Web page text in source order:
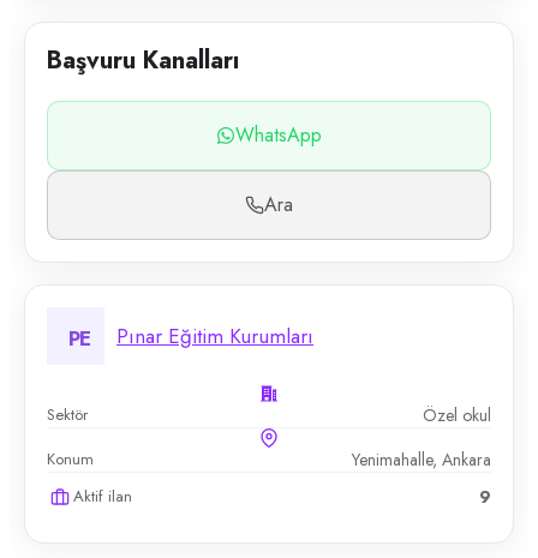
Başvuru Kanalları
WhatsApp
Ara
PE Pınar Eğitim Kurumları
Sektör Özel okul
Konum Yenimahalle, Ankara
Aktif ilan 9